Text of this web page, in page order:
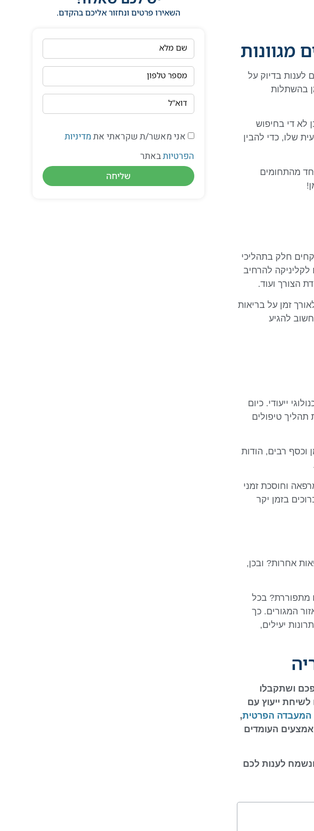
מגוונות
לענות בדיוק על
בהשתלות
לא די בחיפוש
שלו, כדי להבין
מהתחומים
חלק בתהליכי
לקליניקה להרחיב
הצורך ועוד.
זמן על בריאות
להגיע
ייעודי. כיום
תהליך טיפולים
רבים, הודות
וחוסכת זמני
בזמן יקר
אחרות? ובכן,
מתפוררת? בכל
המגורים. כך
יעילים,
ושתקבלו
ייעוץ עם
המעבדה הפרטית,
העומדים
ונשמח לענות לכם
השאירו פרטים ונחזור אליכם בהקדם.
שם מלא
מספר טלפון
דוא"ל
אני מאשר/ת שקראתי אתמדיניות
הפרטיותבאתר
שליחה